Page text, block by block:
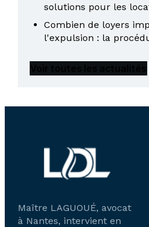
solutions pour les
Combien de loyers
l'expulsion : la
Maître LAGUOUÉ, avocat
à Nantes, intervient en